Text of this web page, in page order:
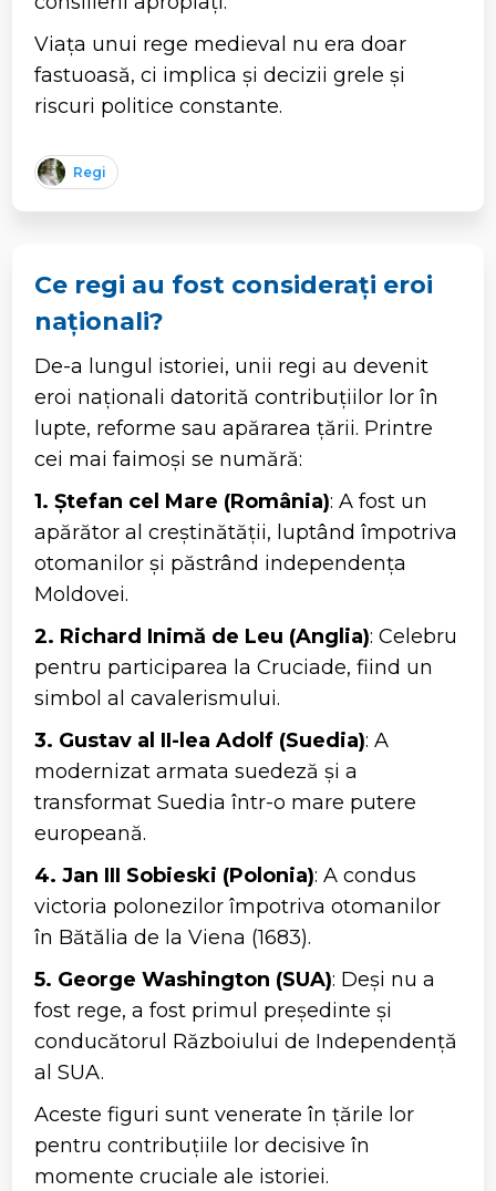
Viața unui rege medieval nu era doar
fastuoasă, ci implica și decizii grele și
riscuri politice constante.
Regi
Ce regi au fost considerați eroi
naționali?
De-a lungul istoriei, unii regi au devenit
eroi naționali datorită contribuțiilor lor în
lupte, reforme sau apărarea țării. Printre
cei mai faimoși se numără:
1. Ștefan cel Mare (România): A fost un
apărător al creștinătății, luptând împotriva
otomanilor și păstrând independența
Moldovei.
2. Richard Inimă de Leu (Anglia): Celebru
pentru participarea la Cruciade, fiind un
simbol al cavalerismului.
3. Gustav al II-lea Adolf (Suedia): A
modernizat armata suedeză și a
transformat Suedia într-o mare putere
europeană.
4. Jan III Sobieski (Polonia): A condus
victoria polonezilor împotriva otomanilor
în Bătălia de la Viena (1683).
5. George Washington (SUA): Deși nu a
fost rege, a fost primul președinte și
conducătorul Războiului de Independență
al SUA.
Aceste figuri sunt venerate în țările lor
pentru contribuțiile lor decisive în
momente cruciale ale istoriei.